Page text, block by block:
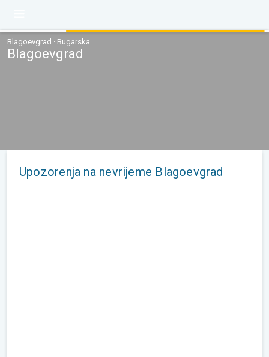
Blagoevgrad · Bugarska
Blagoevgrad
Upozorenja na nevrijeme Blagoevgrad